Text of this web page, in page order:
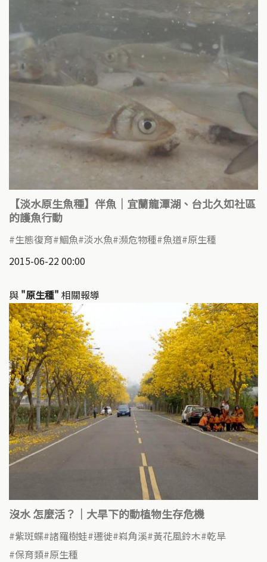
【淡水原生魚種】伴魚｜宜蘭龍潭湖、台北久如社區
的護魚行動
生態復育 鯝魚 淡水魚 瀕危物種 魚道 原生種
2015-06-22 00:00
與 "原生種" 相關報導
沒水 怎麼活？｜大旱下的動植物生存危機
紫斑蝶 諸羅樹蛙 遷徙 嵙角溪 黃花風鈴木 乾旱
保育類 原生種